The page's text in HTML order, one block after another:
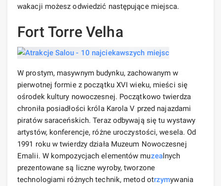
wakacji możesz odwiedzić następujące miejsca.
Fort Torre Velha
W prostym, masywnym budynku, zachowanym w
pierwotnej formie z początku XVI wieku, mieści się
ośrodek kultury nowoczesnej. Początkowo twierdza
chroniła posiadłości króla Karola V przed najazdami
piratów saraceńskich. Teraz odbywają się tu wystawy
artystów, konferencje, różne uroczystości, wesela. Od
1991 roku w twierdzy działa Muzeum Nowoczesnej
Emalii. W kompozycjach elementów muzealnych
prezentowane są liczne wyroby, tworzone
technologiami różnych technik, metod otrzymywania